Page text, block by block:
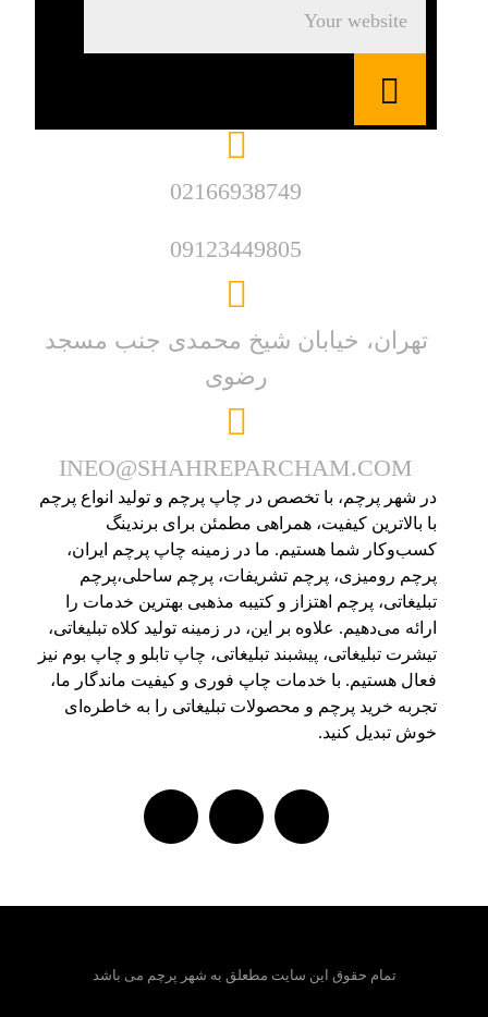
02166938749
09123449805
تهران، خیابان شیخ محمدی جنب مسجد
رضوی
INEO@SHAHREPARCHAM.COM
در شهر پرچم، با تخصص در چاپ پرچم و تولید انواع پرچم
با بالاترین کیفیت، همراهی مطمئن برای برندینگ
کسب‌وکار شما هستیم. ما در زمینه چاپ پرچم ایران،
پرچم رومیزی، پرچم تشریفات، پرچم ساحلی،پرچم
تبلیغاتی، پرچم اهتزاز و کتیبه مذهبی بهترین خدمات را
ارائه می‌دهیم. علاوه بر این، در زمینه تولید کلاه تبلیغاتی،
تیشرت تبلیغاتی، پیشبند تبلیغاتی، چاپ تابلو و چاپ بوم نیز
فعال هستیم. با خدمات چاپ فوری و کیفیت ماندگار ما،
تجربه خرید پرچم و محصولات تبلیغاتی را به خاطره‌ای
خوش تبدیل کنید.
تمام حقوق این سایت مطعلق به شهر پرچم می باشد